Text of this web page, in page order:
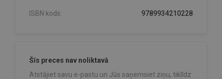
ISBN kods: 9789934210228
Šīs preces nav noliktavā
Atstājiet savu e-pastu un Jūs saņemsiet ziņu, tiklīdz